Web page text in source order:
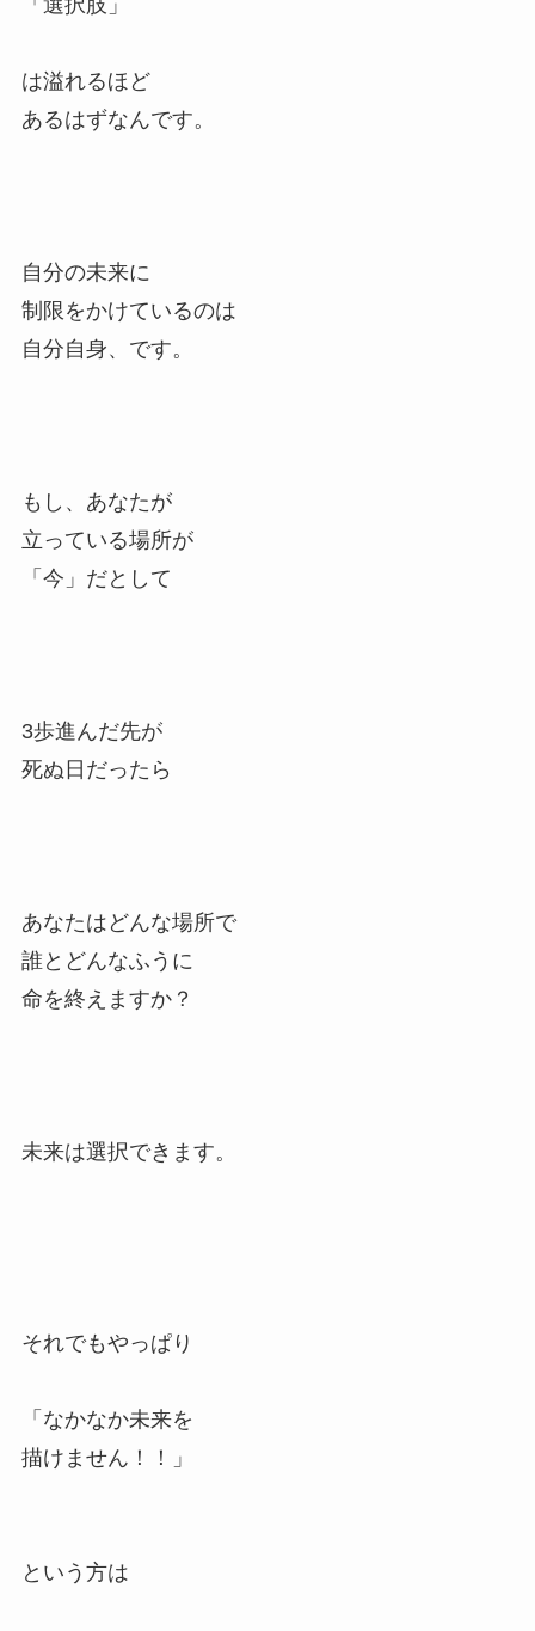
「選択肢」
は溢れるほど
あるはずなんです。
自分の未来に
制限をかけているのは
自分自身、です。
もし、あなたが
立っている場所が
「今」だとして
3歩進んだ先が
死ぬ日だったら
あなたはどんな場所で
誰とどんなふうに
命を終えますか？
未来は選択できます。
それでもやっぱり
「なかなか未来を
描けません！！」
という方は